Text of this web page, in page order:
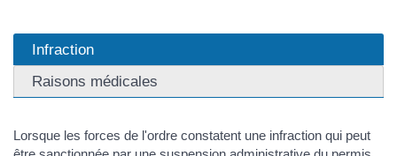
Infraction
Raisons médicales
Lorsque les forces de l'ordre constatent une infraction qui peut